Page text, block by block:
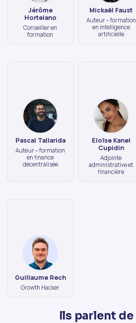
Jérôme
Hortelano
Conseiller en
formation
Mickaël Faust
Auteur – formation
en intelligence
artificielle
Pascal Tallarida
Auteur – formation
en finance
décentralisée
Eloïse Kanel
Cupidin
Adjointe
administrative et
financière
Guillaume Rech
Growth Hacker
Ils parlent de